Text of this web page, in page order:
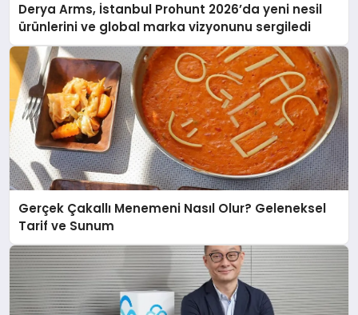
Derya Arms, İstanbul Prohunt 2026’da yeni nesil
ürünlerini ve global marka vizyonunu sergiledi
Gerçek Çakallı Menemeni Nasıl Olur? Geleneksel
Tarif ve Sunum